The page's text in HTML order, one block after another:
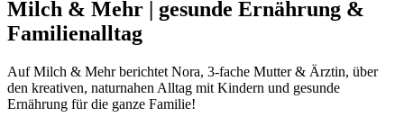
Milch & Mehr | gesunde Ernährung &
Familienalltag
Auf Milch & Mehr berichtet Nora, 3-fache Mutter & Ärztin, über
den kreativen, naturnahen Alltag mit Kindern und gesunde
Ernährung für die ganze Familie!